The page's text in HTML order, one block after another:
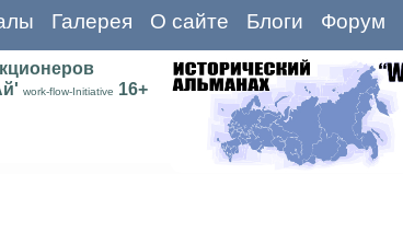
Галерея О сайте Блоги Форум
work-flow-Initiative 16+